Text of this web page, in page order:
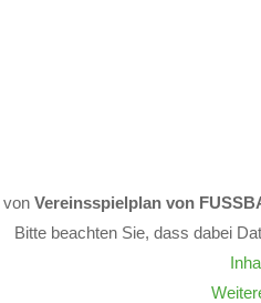
von Vereinsspielplan von
Bitte beachten Sie, dass dabei